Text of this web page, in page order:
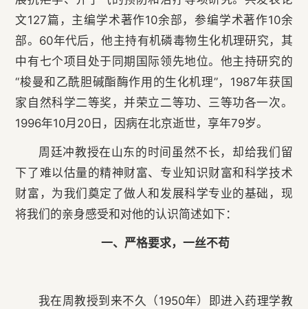
文127篇，主编学术著作10余部，参编学术著作10余
部。60年代后，他主持有机磷毒物生化机理研究，其
中有七个项目处于同期国际领先地位。他主持研究的
“梭曼和乙酰胆碱酯酶作用的生化机理”，1987年获国
家自然科学二等奖，并荣立二等功、三等功各一次。
1996年10月20日，因病在北京逝世，享年79岁。
周廷冲教授在山东的时间虽然不长，却给我们留
下了难以估量的精神财富、专业知识财富和科学技术
财富，为我们奠定了做人和发展科学专业的基础，现
将我们的亲身感受和对他的认识简述如下：
一、严格要求，一丝不苟
我在周教授到来不久（1950年）即进入药理学教